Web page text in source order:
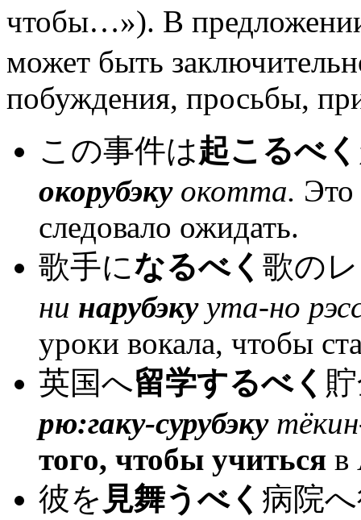
чтобы…»). В
может быть
побуждения, просьбы,
この事件は起こるべく
окорубэкуокотта. Это
следовало ожидать.
歌手になるべく 歌の
ни нарубэкуута-но
уроки вокала, чтобы
英国へ留学するべく
рю:гаку-сурубэку
того, чтобы учиться в
彼を 見舞うべく 病院